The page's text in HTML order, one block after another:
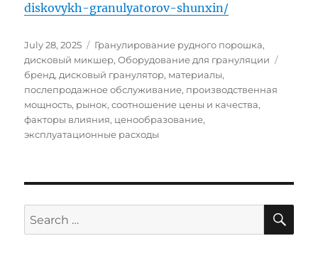
diskovykh-granulyatorov-shunxin/
Posted
on
July 28, 2025 Categories
Гранулирование рудного порошка,
дисковый микшер,Оборудование для грануляции
бренд, дисковый гранулятор, материалы,
послепродажное обслуживание, производственная
мощность, рынок,соотношение цены и качества,
факторы влияния, ценообразование,
эксплуатационные расходы
Search
for: